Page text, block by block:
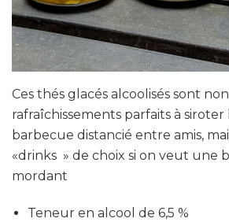
Ces thés glacés alcoolisés sont
rafraîchissements parfaits à siroter
barbecue distancié entre amis,
«drinks » de choix si on veut une
mordant
Teneur en alcool de 6,5 %